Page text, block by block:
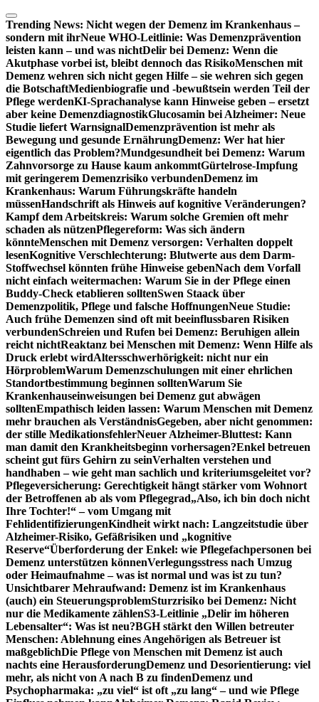
Zum
Inhalt
springen
Trending News: Nicht wegen der Demenz im Krankenhaus –
sondern mit ihrNeue WHO-Leitlinie: Was Demenzprävention
leisten kann – und was nichtDelir bei Demenz: Wenn die
Akutphase vorbei ist, bleibt dennoch das RisikoMenschen mit
Demenz wehren sich nicht gegen Hilfe – sie wehren sich gegen
die BotschaftMedienbiografie und -bewußtsein werden Teil der
Pflege werdenKI-Sprachanalyse kann Hinweise geben – ersetzt
aber keine DemenzdiagnostikGlucosamin bei Alzheimer: Neue
Studie liefert WarnsignalDemenzprävention ist mehr als
Bewegung und gesunde ErnährungDemenz: Wer hat hier
eigentlich das Problem?Mundgesundheit bei Demenz: Warum
Zahnvorsorge zu Hause kaum ankommtGürtelrose-Impfung
mit geringerem Demenzrisiko verbundenDemenz im
Krankenhaus: Warum Führungskräfte handeln
müssenHandschrift als Hinweis auf kognitive Veränderungen?
Kampf dem Arbeitskreis: Warum solche Gremien oft mehr
schaden als nützenPflegereform: Was sich ändern
könnteMenschen mit Demenz versorgen: Verhalten doppelt
lesenKognitive Verschlechterung: Blutwerte aus dem Darm-
Stoffwechsel könnten frühe Hinweise gebenNach dem Vorfall
nicht einfach weitermachen: Warum Sie in der Pflege einen
Buddy-Check etablieren solltenSwen Staack über
Demenzpolitik, Pflege und falsche HoffnungenNeue Studie:
Auch frühe Demenzen sind oft mit beeinflussbaren Risiken
verbundenSchreien und Rufen bei Demenz: Beruhigen allein
reicht nichtReaktanz bei Menschen mit Demenz: Wenn Hilfe als
Druck erlebt wirdAltersschwerhörigkeit: nicht nur ein
HörproblemWarum Demenzschulungen mit einer ehrlichen
Standortbestimmung beginnen solltenWarum Sie
Krankenhauseinweisungen bei Demenz gut abwägen
solltenEmpathisch leiden lassen: Warum Menschen mit Demenz
mehr brauchen als VerständnisGegeben, aber nicht genommen:
der stille MedikationsfehlerNeuer Alzheimer-Bluttest: Kann
man damit den Krankheitsbeginn vorhersagen?Enkel betreuen
scheint gut fürs Gehirn zu seinVerhalten verstehen und
handhaben – wie geht man sachlich und kriteriumsgeleitet vor?
Pflegeversicherung: Gerechtigkeit hängt stärker vom Wohnort
der Betroffenen ab als vom Pflegegrad„Also, ich bin doch nicht
Ihre Tochter!“ – vom Umgang mit
FehlidentifizierungenKindheit wirkt nach: Langzeitstudie über
Alzheimer-Risiko, Gefäßrisiken und „kognitive
Reserve“Überforderung der Enkel: wie Pflegefachpersonen bei
Demenz unterstützen könnenVerlegungsstress nach Umzug
oder Heimaufnahme – was ist normal und was ist zu tun?
Unsichtbarer Mehraufwand: Demenz ist im Krankenhaus
(auch) ein SteuerungsproblemSturzrisiko bei Demenz: Nicht
nur die Medikamente zählenS3-Leitlinie „Delir im höheren
Lebensalter“: Was ist neu?BGH stärkt den Willen betreuter
Menschen: Ablehnung eines Angehörigen als Betreuer ist
maßgeblichDie Pflege von Menschen mit Demenz ist auch
nachts eine HerausforderungDemenz und Desorientierung: viel
mehr, als nicht von A nach B zu findenDemenz und
Psychopharmaka: „zu viel“ ist oft „zu lang“ – und wie Pflege